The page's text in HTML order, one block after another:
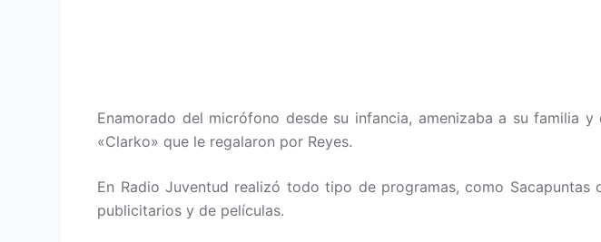
Enamorado del micrófono desde su infancia, amenizaba a su familia
«Clarko» que le regalaron por Reyes.
En Radio Juventud realizó todo tipo de programas, como
publicitarios y de películas.